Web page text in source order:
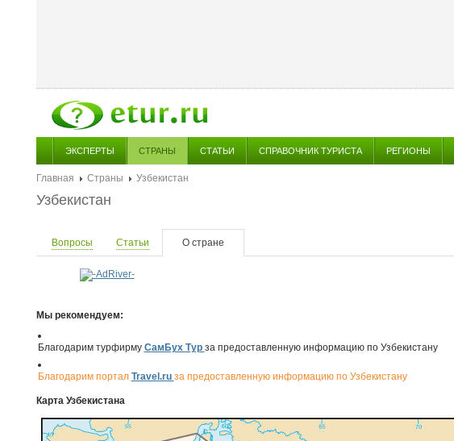
ЭКСПЕРТЫ СТРАНЫ СТАТЬИ СПРАВОЧНИК ТУРИСТА РЕГИОНЫ
Главная Страны
Узбекистан
Узбекистан
Вопросы Статьи О стране
Мы рекомендуем:
Благодарим турфирму СамБух Тур за предоставленную информацию по Узбекистану
Благодарим портал Travel.ru за предоставленную информацию по Узбекистану
Карта Узбекистана